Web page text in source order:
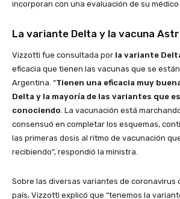
incorporan con una evaluación de su
La variante Delta y la vacuna
Vizzotti fue consultada por la variante
eficacia que tienen las vacunas que se
Argentina. “Tienen una eficacia muy
Delta y la mayoría de las variantes que
conociendo . La vacunación está
consensuó en completar los esquemas,
las primeras dosis al ritmo de vacunación
recibiendo”, respondió la ministra.
Sobre las diversas variantes de coronavirus
país, Vizzotti explicó que “tenemos la